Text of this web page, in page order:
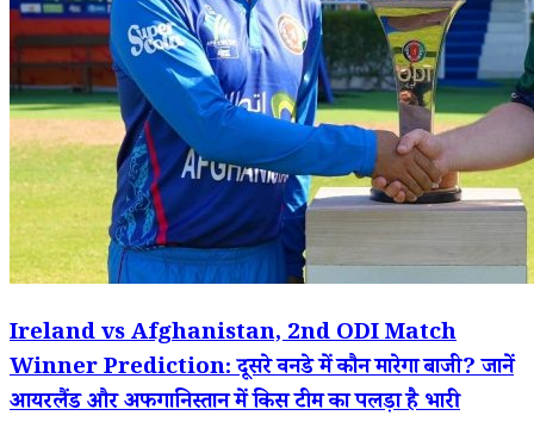
Ireland vs Afghanistan, 2nd ODI Match
Winner Prediction: दूसरे वनडे में कौन मारेगा बाजी? जानें
आयरलैंड और अफगानिस्तान में किस टीम का पलड़ा है भारी